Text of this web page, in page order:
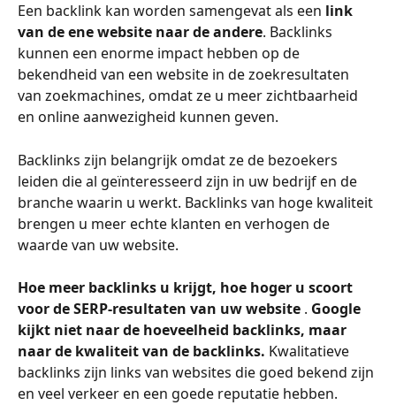
Een backlink kan worden samengevat als een link
van de ene website naar de andere. Backlinks
kunnen een enorme impact hebben op de
bekendheid van een website in de zoekresultaten
van zoekmachines, omdat ze u meer zichtbaarheid
en online aanwezigheid kunnen geven.
Backlinks zijn belangrijk omdat ze de bezoekers
leiden die al geïnteresseerd zijn in uw bedrijf en de
branche waarin u werkt. Backlinks van hoge kwaliteit
brengen u meer echte klanten en verhogen de
waarde van uw website.
Hoe meer backlinks u krijgt, hoe hoger u scoort
voor de SERP-resultaten van uw website . Google
kijkt niet naar de hoeveelheid backlinks, maar
naar de kwaliteit van de backlinks. Kwalitatieve
backlinks zijn links van websites die goed bekend zijn
en veel verkeer en een goede reputatie hebben.